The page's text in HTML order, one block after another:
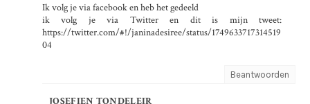
Ik volg je via facebook en heb het gedeeld
ik volg je via Twitter en dit is mijn tweet:
https://twitter.com/#!/janinadesiree/status/1749633717314519
04
Beantwoorden
JOSEFIEN TONDELEIR